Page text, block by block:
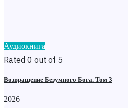
Аудиокнига
Rated 0 out of 5
Возвращение Безумного Бога. Том 3
2026